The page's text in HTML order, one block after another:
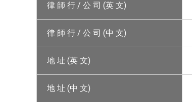
律 師 行 / 公 司 (英 文)
律 師 行 / 公 司 (中 文)
地 址 (英 文)
地 址 (中 文)